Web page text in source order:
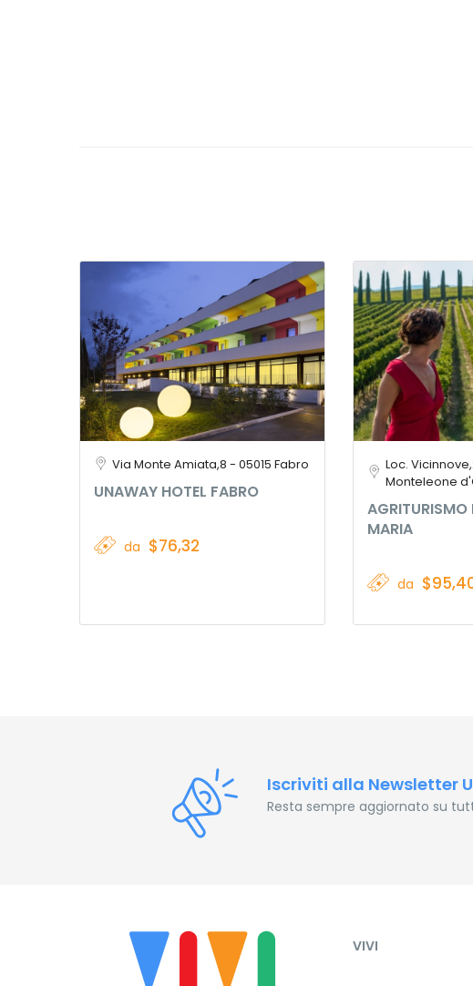
Via Monte Amiata,8 - 05015 Fabro
UNAWAY HOTEL FABRO
da $76,32
Loc.
Monteleone
MARIA
da
Iscriviti alla Newsletter
Resta sempre aggiornato su
VIVI